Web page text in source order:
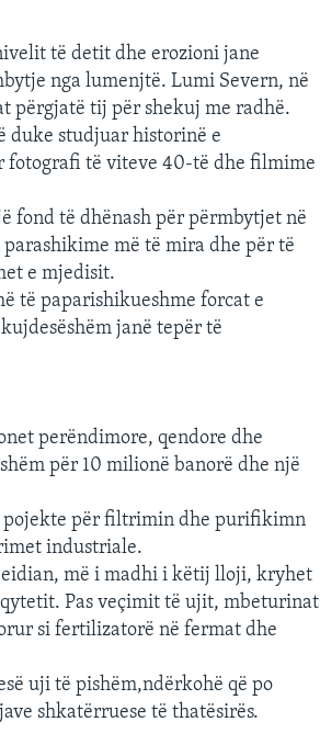
të detit dhe erozioni jane
nga lumenjtë. Lumi Severn, në
përgjatë tij për shekuj me radhë.
duke studjuar historinë e
fotografi të viteve 40-të dhe filmime
fond të dhënash për përmbytjet në
më të mira dhe për të
e mjedisit.
të paparishikueshme forcat e
janë tepër të
perëndimore, qendore dhe
për 10 milionë banorë dhe një
pojekte për filtrimin dhe purifikimn
industriale.
më i madhi i këtij lloji, kryhet
Pas veçimit të ujit, mbeturinat
si fertilizatorë në fermat dhe
uji të pishëm,ndërkohë që po
shkatërruese të thatësirës.